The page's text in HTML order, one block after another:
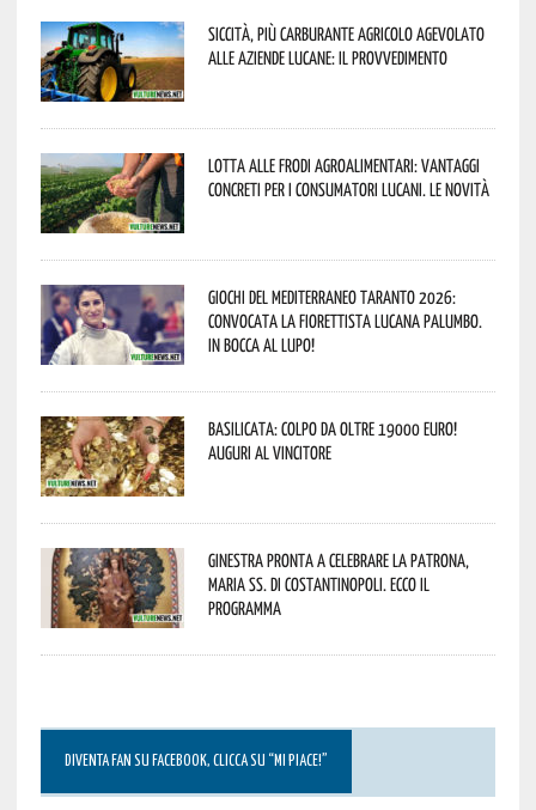
Siccità, più carburante agricolo agevolato
alle aziende lucane: il provvedimento
Lotta alle frodi agroalimentari: vantaggi
concreti per i consumatori lucani. Le novità
Giochi del Mediterraneo Taranto 2026:
convocata la fiorettista lucana Palumbo.
In bocca al lupo!
Basilicata: colpo da oltre 19000 Euro!
Auguri al vincitore
Ginestra pronta a celebrare la Patrona,
Maria SS. di Costantinopoli. Ecco il
programma
DIVENTA FAN SU FACEBOOK, CLICCA SU “MI PIACE!”